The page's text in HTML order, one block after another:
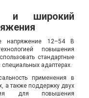
и широкий
напряжение 12–54 В
повышения
стандартные
адаптерах.
применения в
а также поддержку двух
для повышения